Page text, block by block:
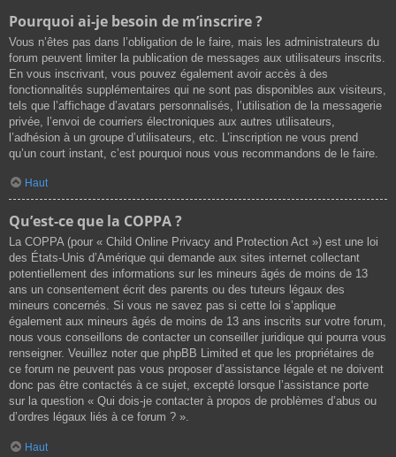
Pourquoi ai-je besoin de m’inscrire ?
Vous n’êtes pas dans l’obligation de le faire, mais les administrateurs du
forum peuvent limiter la publication de messages aux utilisateurs inscrits.
En vous inscrivant, vous pouvez également avoir accès à des
fonctionnalités supplémentaires qui ne sont pas disponibles aux visiteurs,
tels que l’affichage d’avatars personnalisés, l’utilisation de la messagerie
privée, l’envoi de courriers électroniques aux autres utilisateurs,
l’adhésion à un groupe d’utilisateurs, etc. L’inscription ne vous prend
qu’un court instant, c’est pourquoi nous vous recommandons de le faire.
Haut
Qu’est-ce que la COPPA ?
La COPPA (pour « Child Online Privacy and Protection Act ») est une loi
des États-Unis d’Amérique qui demande aux sites internet collectant
potentiellement des informations sur les mineurs âgés de moins de 13
ans un consentement écrit des parents ou des tuteurs légaux des
mineurs concernés. Si vous ne savez pas si cette loi s’applique
également aux mineurs âgés de moins de 13 ans inscrits sur votre forum,
nous vous conseillons de contacter un conseiller juridique qui pourra vous
renseigner. Veuillez noter que phpBB Limited et que les propriétaires de
ce forum ne peuvent pas vous proposer d’assistance légale et ne doivent
donc pas être contactés à ce sujet, excepté lorsque l’assistance porte
sur la question « Qui dois-je contacter à propos de problèmes d’abus ou
d’ordres légaux liés à ce forum ? ».
Haut